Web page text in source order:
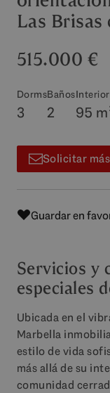
Las Brisas
515.000 €
Dorms
3
Baños
2
Interior
95
Solicitar
Guardar en
Servicios y
especiales
Ubicada en el
Marbella
estilo de vida
más allá de su
comunidad